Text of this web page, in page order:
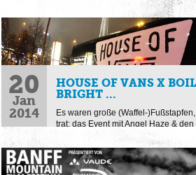
20
Jan
2014
HOUSE OF VANS X
BRIGHT ...
Es waren große (Waffel-
trat: das Event mit Angel Haze &